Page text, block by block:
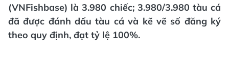
(VNFishbase) là 3.980 chiếc; 3.980/3.980 tàu cá
đã được đánh dấu tàu cá và kẽ vẽ số đăng ký
theo quy định, đạt tỷ lệ 100%.